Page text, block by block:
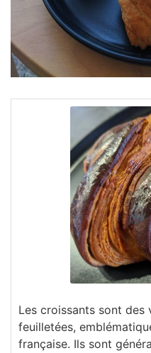
Les croissants sont des
feuilletées,
française. Ils sont